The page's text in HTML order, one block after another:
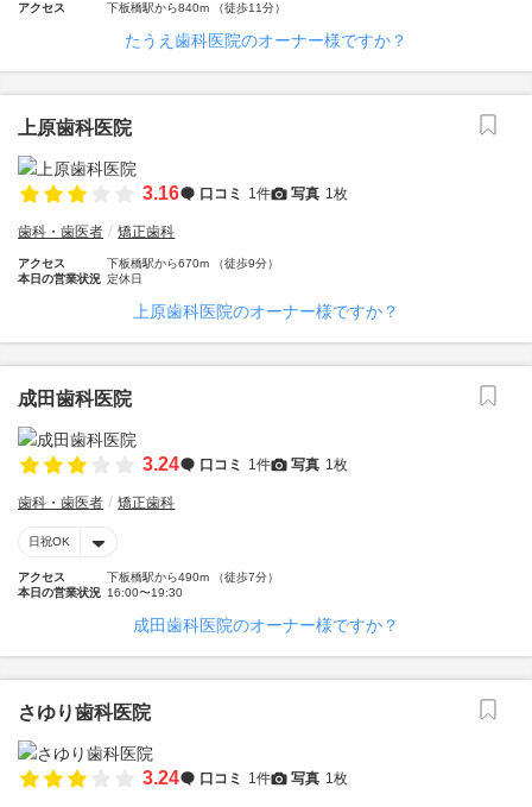
アクセス 下板橋駅から840m （徒歩11分）
たうえ歯科医院のオーナー様ですか？
上原歯科医院
3.16 口コミ 1件 写真 1枚
歯科・歯医者 矯正歯科
アクセス
下板橋駅から670m （徒歩9分）
本日の営業状況 定休日
上原歯科医院のオーナー様ですか？
成田歯科医院
3.24 口コミ 1件 写真 1枚
歯科・歯医者 矯正歯科
日祝OK
アクセス
下板橋駅から490m （徒歩7分）
本日の営業状況 16:00〜19:30
成田歯科医院のオーナー様ですか？
さゆり歯科医院
3.24 口コミ 1件 写真 1枚